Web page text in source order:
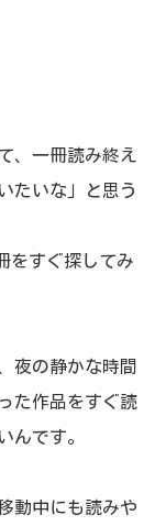
、一冊読み終え
たいな」と思う
をすぐ探してみ
夜の静かな時間
た作品をすぐ読
んです。
動中にも読みや